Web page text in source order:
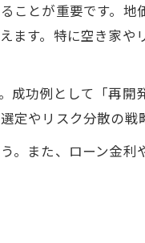
ことが重要です。地
ます。特に空き家や
成功例として「再開
やリスク分散の戦
。また、ローン金利